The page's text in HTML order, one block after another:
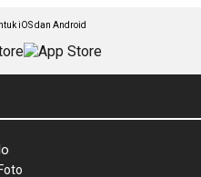
iOS dan Android
Foto